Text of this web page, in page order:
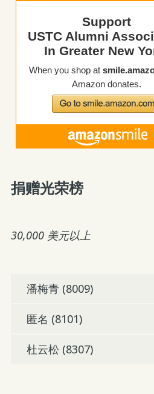
捐赠光荣榜
30,000 美元以上
潘梅青 (8009)
匿名 (8101)
杜云松 (8307)